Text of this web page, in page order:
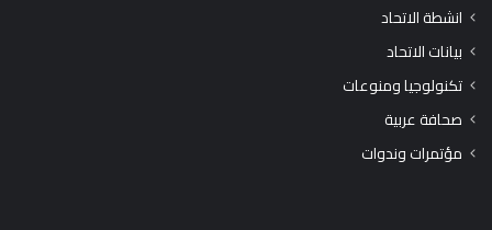
انشطة الاتحاد
بيانات الاتحاد
تكنولوجيا ومنوعات
صحافة عربية
مؤتمرات وندوات